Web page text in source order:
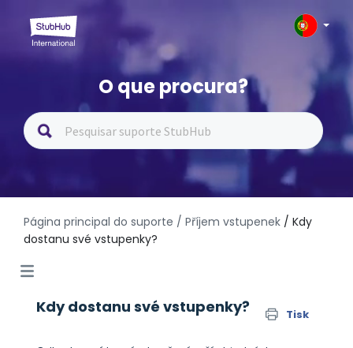
O que procura?
Página principal do suporte / Příjem vstupenek / Kdy
dostanu své vstupenky?
Kdy dostanu své vstupenky? Tisk